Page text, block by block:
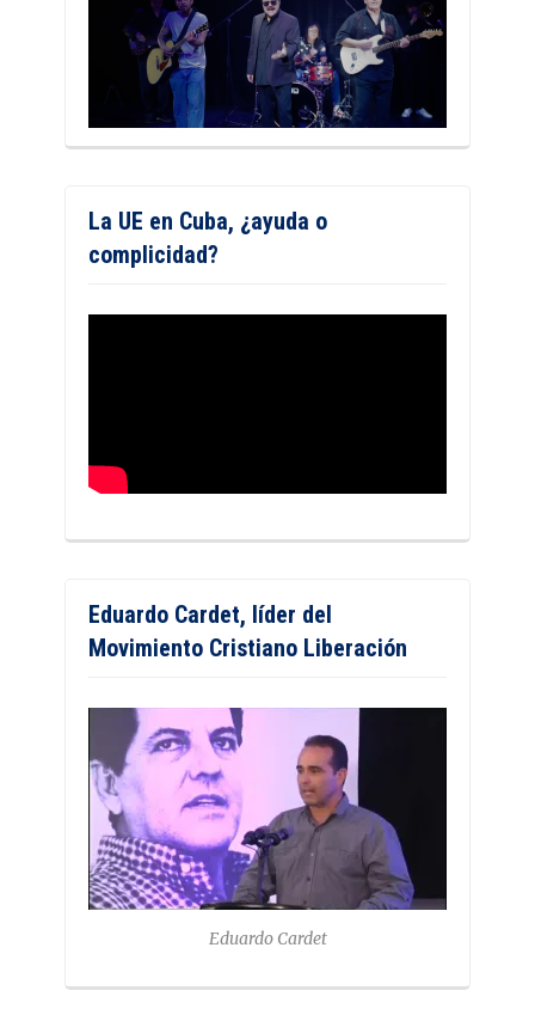
La UE en Cuba, ¿ayuda o
complicidad?
Eduardo Cardet, líder del
Movimiento Cristiano Liberación
Eduardo Cardet